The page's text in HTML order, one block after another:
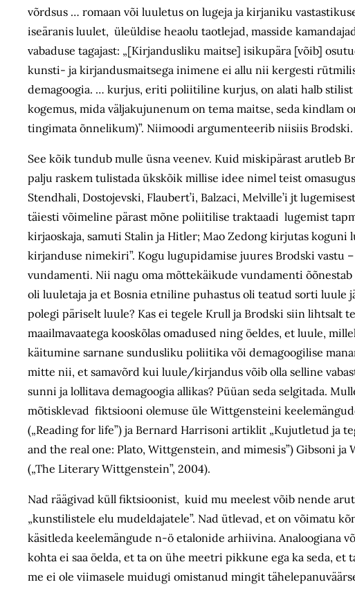
võrdsus … romaan või luuletus on lugeja ja kirjaniku
iseäranis luulet, üleüldise heaolu taotlejad, masside
vabaduse tagajast: „[Kirjandusliku maitse] isikupära [võib]
kunsti- ja kirjandusmaitsega inimene ei allu nii kergesti
demagoogia. … kurjus, eriti poliitiline kurjus, on alati halb
kogemus, mida väljakujunenum on tema maitse, seda kindlam
tingimata õnnelikum)”. Niimoodi argumenteerib niisiis Brodski.
See kõik tundub mulle üsna veenev. Kuid miskipärast arutleb
palju raskem tulistada ükskõik millise idee nimel teist
Stendhali, Dostojevski, Flaubert’i, Balzaci, Melville’i jt
täiesti võimeline pärast mõne poliitilise traktaadi lugemist
kirjaoskaja, samuti Stalin ja Hitler; Mao Zedong kirjutas
kirjanduse nimekiri”. Kogu lugupidamise juures Brodski vastu
vundamenti. Nii nagu oma mõttekäikude vundamenti
oli luuletaja ja et Bosnia etniline puhastus oli teatud sorti luule
polegi päriselt luule? Kas ei tegele Krull ja Brodski siin lihtsalt
maailmavaatega kooskõlas omadused ning öeldes, et luule,
käitumine sarnane sundusliku poliitika või demagoogilise
mitte nii, et samavõrd kui luule/kirjandus võib olla selline
sunni ja lollitava demagoogia allikas? Püüan seda selgitada.
mõtisklevad fiktsiooni olemuse üle Wittgensteini
(„Reading for life”) ja Bernard Harrisoni artiklit „Kujutletud ja
and the real one: Plato, Wittgenstein, and mimesis”) Gibsoni
(„The Literary Wittgenstein”, 2004).
Nad räägivad küll fiktsioonist, kuid mu meelest võib nende
„kunstilistele elu mudeldajatele”. Nad ütlevad, et on võimatu
käsitleda keelemängude n-ö etalonide arhiivina. Analoogiana
kohta ei saa öelda, et ta on ühe meetri pikkune ega ka seda,
me ei ole viimasele muidugi omistanud mingit